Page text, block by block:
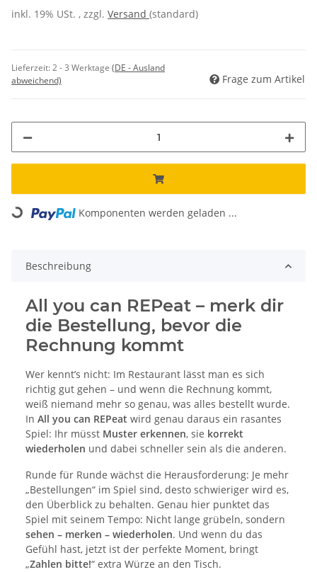
inkl. 19% USt. , zzgl. Versand (standard)
Lieferzeit:2 - 3 Werktage (DE - Ausland
abweichend)
Frage zum Artikel
Loading... Komponenten werden geladen ...
Beschreibung
All you can REPeat – merk dir
die Bestellung, bevor die
Rechnung kommt
Wer kennt’s nicht: Im Restaurant lässt man es sich
richtig gut gehen – und wenn die Rechnung kommt,
weiß niemand mehr so genau, was alles bestellt wurde.
In All you can REPeat wird genau daraus ein rasantes
Spiel: Ihr müsst Muster erkennen, sie korrekt
wiederholen und dabei schneller sein als die anderen.
Runde für Runde wächst die Herausforderung: Je mehr
„Bestellungen“ im Spiel sind, desto schwieriger wird es,
den Überblick zu behalten. Genau hier punktet das
Spiel mit seinem Tempo: Nicht lange grübeln, sondern
sehen – merken – wiederholen. Und wenn du das
Gefühl hast, jetzt ist der perfekte Moment, bringt
„Zahlen bitte!“ extra Würze an den Tisch.